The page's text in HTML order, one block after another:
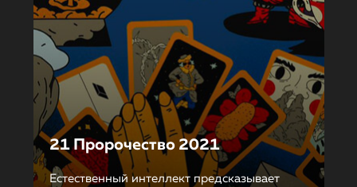
21 Пророчество 2021
Естественный интеллект предсказывает